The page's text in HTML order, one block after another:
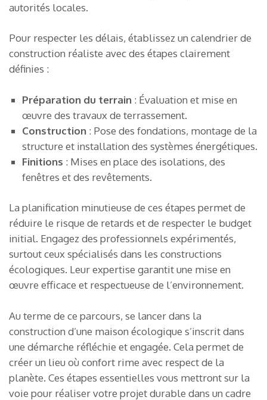
autorités locales.
Pour respecter les délais, établissez un calendrier de
construction réaliste avec des étapes clairement
définies :
Préparation du terrain : Évaluation et mise en
œuvre des travaux de terrassement.
Construction : Pose des fondations, montage de la
structure et installation des systèmes énergétiques.
Finitions : Mises en place des isolations, des
fenêtres et des revêtements.
La planification minutieuse de ces étapes permet de
réduire le risque de retards et de respecter le budget
initial. Engagez des professionnels expérimentés,
surtout ceux spécialisés dans les constructions
écologiques. Leur expertise garantit une mise en
œuvre efficace et respectueuse de l’environnement.
Au terme de ce parcours, se lancer dans la
construction d’une maison écologique s’inscrit dans
une démarche réfléchie et engagée. Cela permet de
créer un lieu où confort rime avec respect de la
planète. Ces étapes essentielles vous mettront sur la
voie pour réaliser votre projet durable dans un cadre